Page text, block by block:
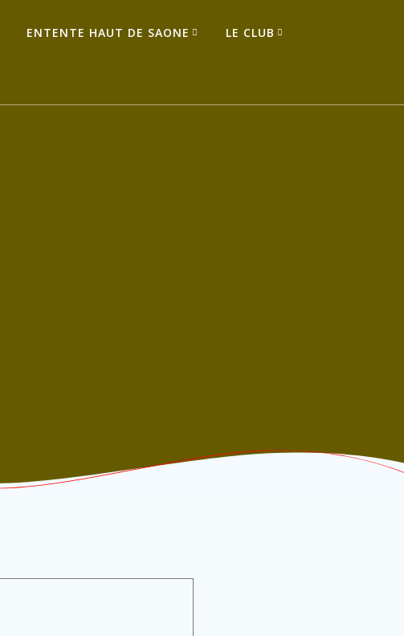
ENTENTE HAUT DE SAONE LE CLUB